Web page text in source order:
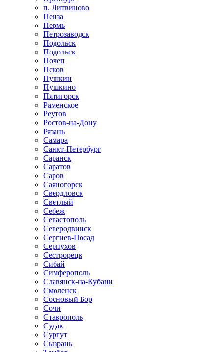
п. Литвиново
Пенза
Пермь
Петрозаводск
Подольск
Подольск
Почеп
Псков
Пушкин
Пушкино
Пятигорск
Раменское
Реутов
Ростов-на-Дону
Рязань
Самара
Санкт-Петербург
Саранск
Саратов
Саров
Саяногорск
Свердловск
Светлый
Себеж
Севастополь
Северодвинск
Сергиев-Посад
Серпухов
Сестрорецк
Сибай
Симферополь
Славянск-на-Кубани
Смоленск
Сосновый Бор
Сочи
Ставрополь
Судак
Сургут
Сызрань